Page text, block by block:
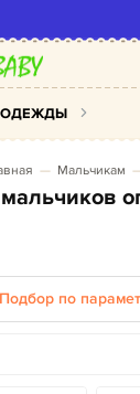
ОДЕЖДЫ
Мальчикам
Подбор по